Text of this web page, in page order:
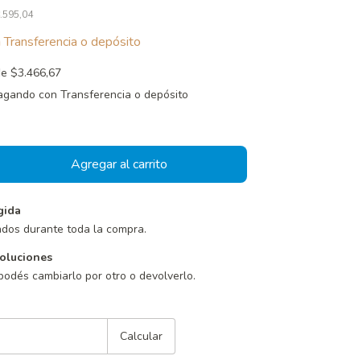
Transferencia o depósito
$3.466,67
con Transferencia o depósito
durante toda la compra.
cambiarlo por otro o devolverlo.
Calcular